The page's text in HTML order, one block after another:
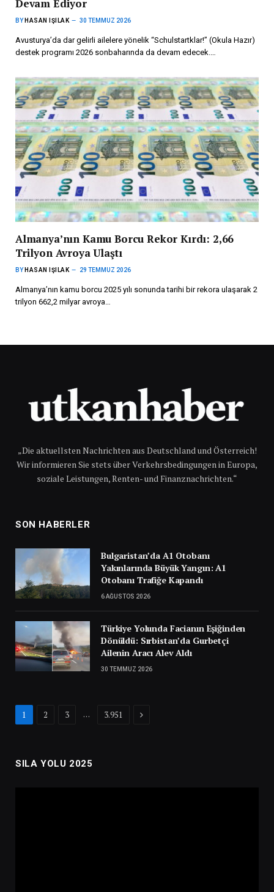
Devam Ediyor
BY HASAN IŞILAK 30 TEMMUZ 2026
Avusturya’da dar gelirli ailelere yönelik “Schulstartklar!” (Okula Hazır)
destek programı 2026 sonbaharında da devam edecek.…
Almanya’nın Kamu Borcu Rekor Kırdı: 2,66
Trilyon Avroya Ulaştı
BY HASAN IŞILAK 29 TEMMUZ 2026
Almanya’nın kamu borcu 2025 yılı sonunda tarihi bir rekora ulaşarak 2
trilyon 662,2 milyar avroya…
„Die aktuellsten Nachrichten aus Deutschland und Österreich!
Wir informieren Sie stets über Verkehrsbedingungen in Europa,
soziale Leistungen, Renten- und Finanznachrichten.“
SON HABERLER
Bulgaristan’da A1 Otobanı
Yakınlarında Büyük Yangın: A1
Otobanı Trafiğe Kapandı
6 AĞUSTOS 2026
Türkiye Yolunda Facianın Eşiğinden
Dönüldü: Sırbistan’da Gurbetçi
Ailenin Aracı Alev Aldı
30 TEMMUZ 2026
1 2 3 … 3.951 Next
SILA YOLU 2025